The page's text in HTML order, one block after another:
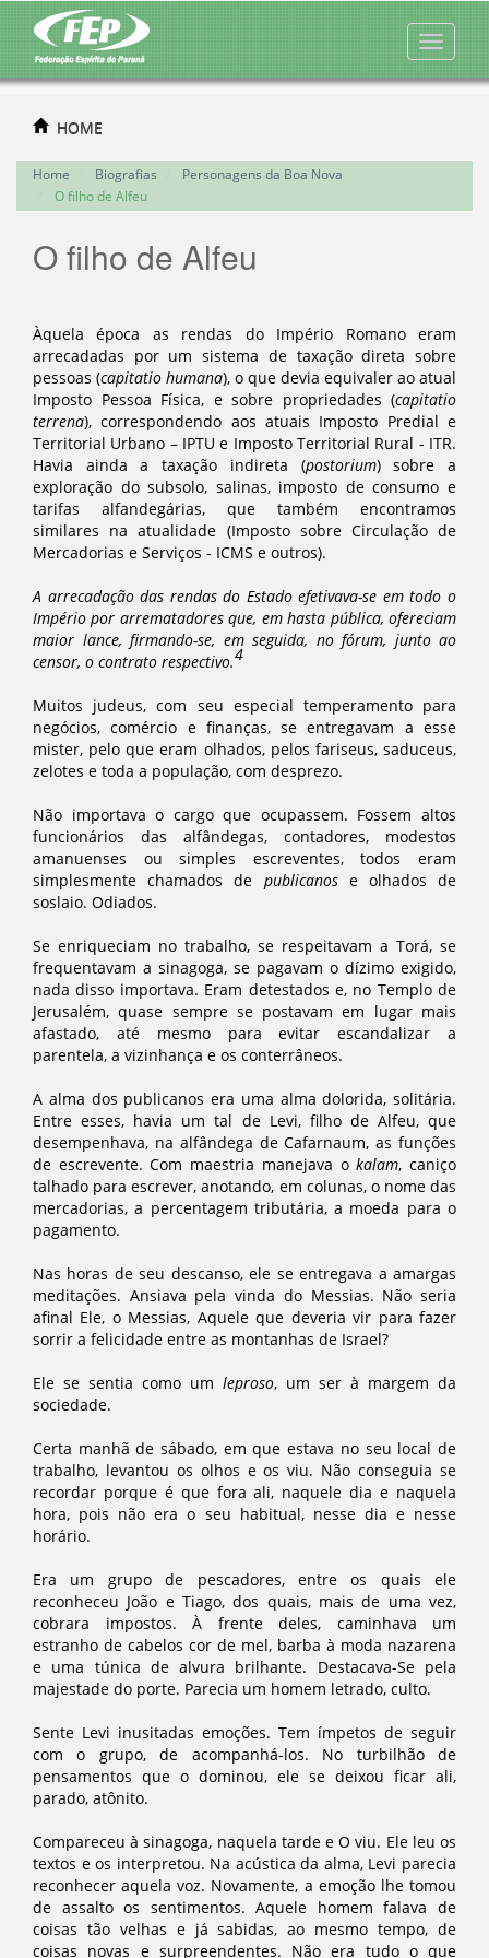
HOME
Home Biografias
Personagens da Boa Nova
O filho de Alfeu
O filho de Alfeu
Àquela época as rendas do Império Romano eram
arrecadadas por um sistema de taxação direta sobre
pessoas (capitatio humana), o que devia equivaler ao atual
Imposto Pessoa Física, e sobre propriedades (capitatio
terrena), correspondendo aos atuais Imposto Predial e
Territorial Urbano – IPTU e Imposto Territorial Rural - ITR.
Havia ainda a taxação indireta (postorium) sobre a
exploração do subsolo, salinas, imposto de consumo e
tarifas alfandegárias, que também encontramos
similares na atualidade (Imposto sobre Circulação de
Mercadorias e Serviços - ICMS e outros).
A arrecadação das rendas do Estado efetivava-se em todo o
Império por arrematadores que, em hasta pública, ofereciam
maior lance, firmando-se, em seguida, no fórum, junto ao
censor, o contrato respectivo.4
Muitos judeus, com seu especial temperamento para
negócios, comércio e finanças, se entregavam a esse
mister, pelo que eram olhados, pelos fariseus, saduceus,
zelotes e toda a população, com desprezo.
Não importava o cargo que ocupassem. Fossem altos
funcionários das alfândegas, contadores, modestos
amanuenses ou simples escreventes, todos eram
simplesmente chamados de publicanose olhados de
soslaio. Odiados.
Se enriqueciam no trabalho, se respeitavam a Torá, se
frequentavam a sinagoga, se pagavam o dízimo exigido,
nada disso importava. Eram detestados e, no Templo de
Jerusalém, quase sempre se postavam em lugar mais
afastado, até mesmo para evitar escandalizar a
parentela, a vizinhança e os conterrâneos.
A alma dos publicanos era uma alma dolorida, solitária.
Entre esses, havia um tal de Levi, filho de Alfeu, que
desempenhava, na alfândega de Cafarnaum, as funções
de escrevente. Com maestria manejava okalam, caniço
talhado para escrever, anotando, em colunas, o nome das
mercadorias, a percentagem tributária, a moeda para o
pagamento.
Nas horas de seu descanso, ele se entregava a amargas
meditações. Ansiava pela vinda do Messias. Não seria
afinal Ele, o Messias, Aquele que deveria vir para fazer
sorrir a felicidade entre as montanhas de Israel?
Ele se sentia como um leproso, um ser à margem da
sociedade.
Certa manhã de sábado, em que estava no seu local de
trabalho, levantou os olhos e os viu. Não conseguia se
recordar porque é que fora ali, naquele dia e naquela
hora, pois não era o seu habitual, nesse dia e nesse
horário.
Era um grupo de pescadores, entre os quais ele
reconheceu João e Tiago, dos quais, mais de uma vez,
cobrara impostos. À frente deles, caminhava um
estranho de cabelos cor de mel, barba à moda nazarena
e uma túnica de alvura brilhante. Destacava-Se pela
majestade do porte. Parecia um homem letrado, culto.
Sente Levi inusitadas emoções. Tem ímpetos de seguir
com o grupo, de acompanhá-los. No turbilhão de
pensamentos que o dominou, ele se deixou ficar ali,
parado, atônito.
Compareceu à sinagoga, naquela tarde e O viu. Ele leu os
textos e os interpretou. Na acústica da alma, Levi parecia
reconhecer aquela voz. Novamente, a emoção lhe tomou
de assalto os sentimentos. Aquele homem falava de
coisas tão velhas e já sabidas, ao mesmo tempo, de
coisas novas e surpreendentes. Não era tudo o que